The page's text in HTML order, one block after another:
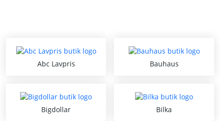
Abc Lavpris Bauhaus
Bigdollar Bilka